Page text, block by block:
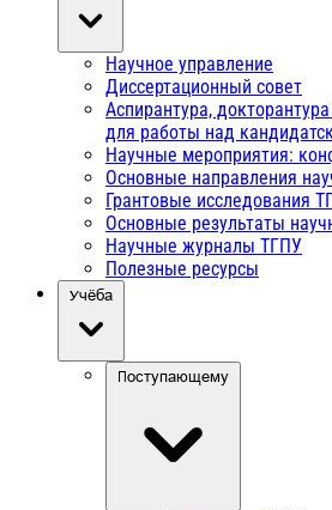
Научное управление
Диссертационный совет
Аспирантура,
для работы над
Научные мероприятия:
Основные направления
Грантовые исследования
Основные результаты
Научные журналы ТГПУ
Полезные ресурсы
Учёба
Поступающему